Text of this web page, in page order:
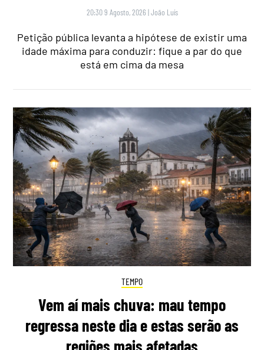
20:30 9 Agosto, 2026 |João Luís
Petição pública levanta a hipótese de existir uma
idade máxima para conduzir: fique a par do que
está em cima da mesa
TEMPO
Vem aí mais chuva: mau tempo
regressa neste dia e estas serão as
regiões mais afetadas